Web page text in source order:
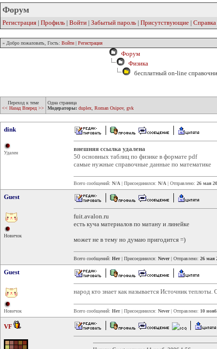
Форум
Регистрация | Профиль | Войти | Забытый пароль | Присутствующие | Справка
» Добро пожаловать, Гость: Войти | Регистрация
Форум
Физика
бесплатный on-line
Переход к теме
<< Назад Вперед >>
Одна страница
Модераторы: duplex Roman Osipov, gvk
dink
Удален
внешняя ссылка удалена
50 основных таблиц по физике в формате pdf
самые нужные справочные данные по математике
Всего сообщений: N/A | Присоединился: N/A | Отправлено: 26 мая
Guest
Новичок
fuit.avalon.ru
есть куча материалов по матану и линейке
может не в тему но думаю пригодится =)
Всего сообщений: Нет | Присоединился: Never| Отправлено: 26 мая
Guest
Новичок
народ кто знает как называется Источник теплоты.
Всего сообщений: Нет | Присоединился: Never| Отправлено: 10
VF